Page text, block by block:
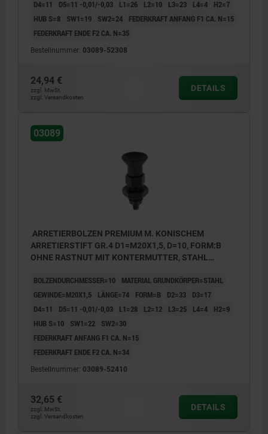
D4=11 D5=11 -0,01/-0,03 L1=26 L2=10 L3=23 L4=4
H2=7
HUB S=8
SW1=19 SW2=24
FEDERKRAFT ANFANG F1 CA. N=15
FEDERKRAFT ENDE F2 CA. N=35
Bestellnummer: 03089-52308
24,94 €
zzgl. MwSt.
zzgl. Versandkosten
DETAILS
03089
ARRETIERBOLZEN PREMIUM M. KONISCHEM
ARRETIERSTIFT GR.4 D1=M20X1,5, D=10, FORM:B
OHNE RASTNUT MIT KONTERMUTTER, STAHL
SCHWARZGRAU RAL7021
BOLZENDURCHMESSER=10
MATERIAL GRUNDKÖRPER=STAHL
GEWINDE=M20X1,5
LÄNGE=74 FORM=B D2=33
D3=17
D4=11
D5=11 -0,01/-0,03 L1=28 L2=12 L3=25 L4=4
H2=9
HUB S=10
SW1=22
SW2=30
FEDERKRAFT ANFANG F1 CA. N=15
FEDERKRAFT ENDE F2 CA. N=34
Bestellnummer: 03089-52410
32,65 €
zzgl. MwSt.
zzgl. Versandkosten
DETAILS